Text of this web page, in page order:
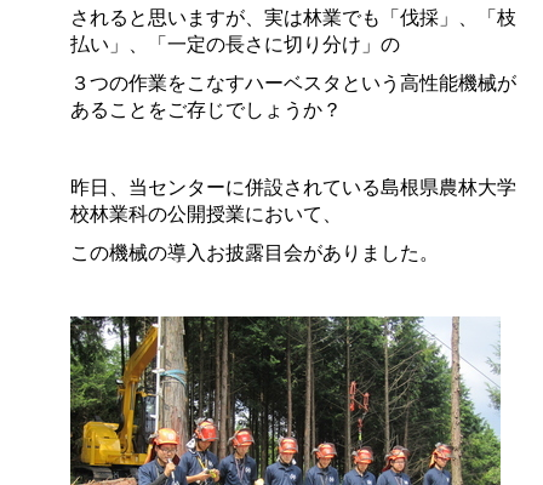
されると思いますが、実は林業でも「伐採」、「枝
払い」、「一定の長さに切り分け」の
３つの作業をこなすハーベスタという高性能機械が
あることをご存じでしょうか？
昨日、当センターに併設されている島根県農林大学
校林業科の公開授業において、
この機械の導入お披露目会がありました。